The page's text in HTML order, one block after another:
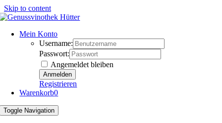
Skip to content
Mein Konto
Username:
Passwort:
Angemeldet bleiben
Registrieren
Warenkorb0
Toggle Navigation